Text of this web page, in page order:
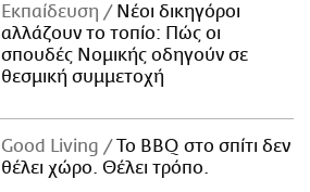
Εκπαίδευση
Νέοι δικηγόροι
αλλάζουν το τοπίο: Πώς οι
σπουδές Νομικής οδηγούν σε
θεσμική συμμετοχή
Good Living
Το BBQ στο σπίτι δεν
θέλει χώρο. Θέλει τρόπο.